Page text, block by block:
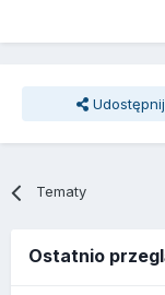
Udostępnij
Tematy
Ostatnio